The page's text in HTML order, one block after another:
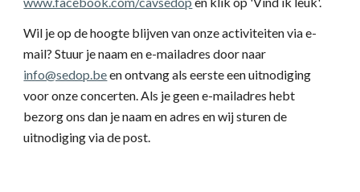
Wil je op de hoogte blijven van onze activiteiten via e-
mail? Stuur je naam en e-mailadres door naar
info@sedop.been ontvang als eerste een uitnodiging
voor onze concerten. Als je geen e-mailadres hebt
bezorg ons dan je naam en adres en wij sturen de
uitnodiging via de post.